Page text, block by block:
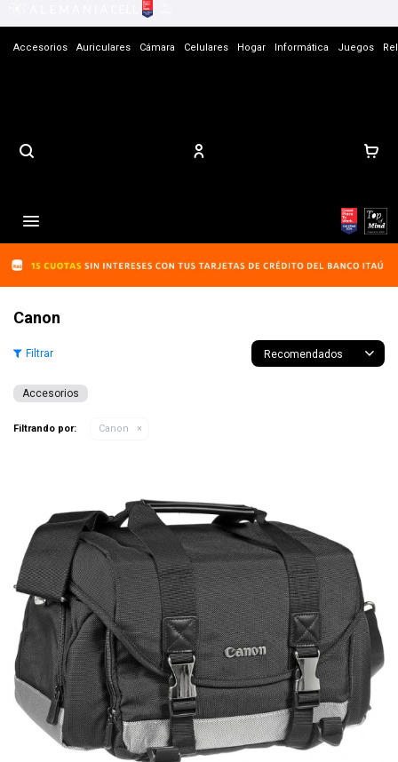
Accesorios Auriculares Cámara Celulares Hogar Informática Juegos

Canon
Recomendados
Accesorios
Filtrando por: Canon